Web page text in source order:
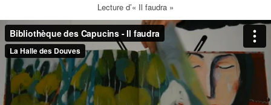
Lecture d’« Il faudra »